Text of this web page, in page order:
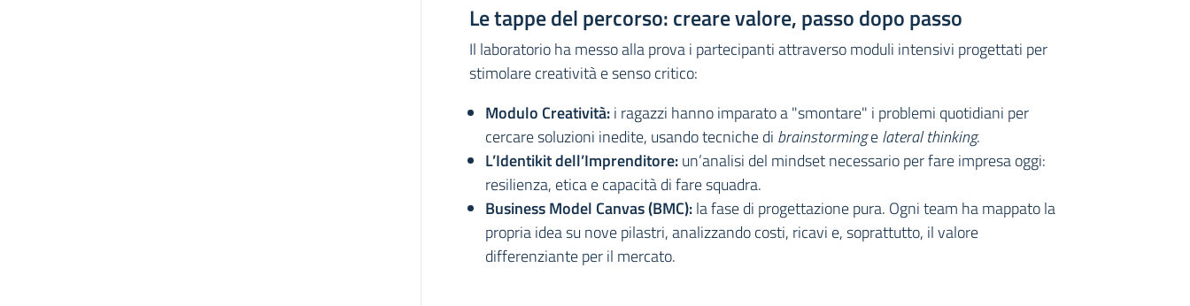
Le tappe del percorso: creare valore, passo dopo passo
Il laboratorio ha messo alla prova i partecipanti attraverso moduli intensivi progettati per
stimolare creatività e senso critico:
Modulo Creatività:i ragazzi hanno imparato a "smontare" i problemi quotidiani per
cercare soluzioni inedite, usando tecniche di brainstormingelateral thinking.
L’Identikit dell’Imprenditore:un’analisi del mindset necessario per fare impresa oggi:
resilienza, etica e capacità di fare squadra.
Business Model Canvas (BMC):la fase di progettazione pura. Ogni team ha mappato la
propria idea su nove pilastri, analizzando costi, ricavi e, soprattutto, il valore
differenziante per il mercato.